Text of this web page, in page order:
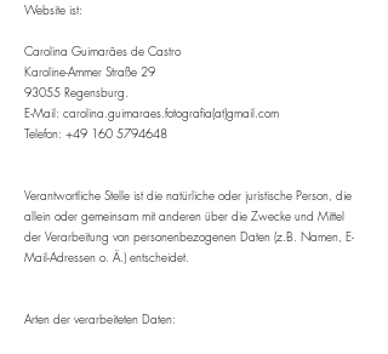
Website ist:
Carolina Guimarães de Castro
Karoline-Ammer Straße 29
93055 Regensburg.
E-Mail: carolina.guimaraes.fotografia(at)gmail.com
Telefon: +49 160 5794648
Verantwortliche Stelle ist die natürliche oder juristische Person, die
allein oder gemeinsam mit anderen über die Zwecke und Mittel
der Verarbeitung von personenbezogenen Daten (z.B. Namen, E-
Mail-Adressen o. Ä.) entscheidet.
Arten der verarbeiteten Daten: